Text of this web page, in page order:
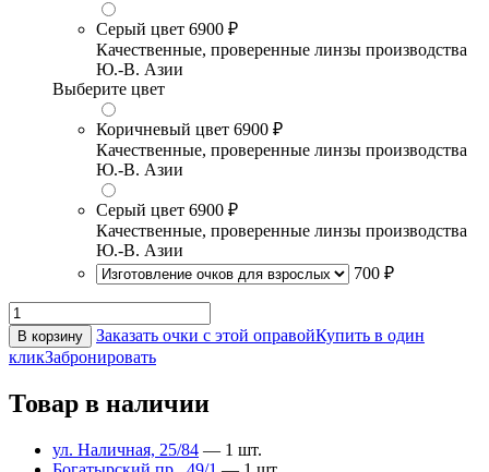
Серый цвет 6900 ₽
Качественные, проверенные линзы производства
Ю.-В. Азии
Выберите цвет
Коричневый цвет 6900 ₽
Качественные, проверенные линзы производства
Ю.-В. Азии
Серый цвет 6900 ₽
Качественные, проверенные линзы производства
Ю.-В. Азии
700 ₽
В корзину Заказать очки с этой оправойКупить в один
кликЗабронировать
Товар в наличии
ул. Наличная, 25/84 — 1 шт.